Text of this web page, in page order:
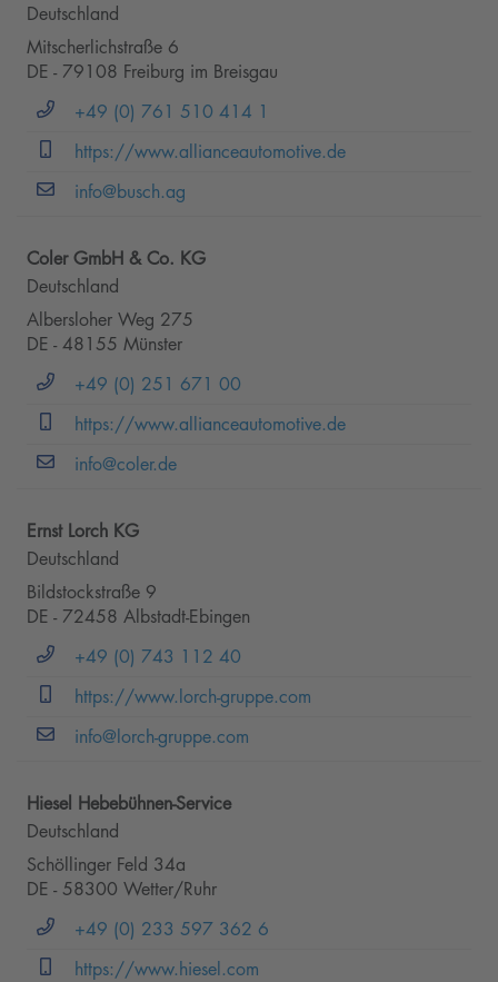
Deutschland
Mitscherlichstraße 6
DE - 79108 Freiburg im Breisgau
+49 (0) 761 510 414 1
https://www.allianceautomotive.de
info@busch.ag
Coler GmbH & Co. KG
Deutschland
Albersloher Weg 275
DE - 48155 Münster
+49 (0) 251 671 00
https://www.allianceautomotive.de
info@coler.de
Ernst Lorch KG
Deutschland
Bildstockstraße 9
DE - 72458 Albstadt-Ebingen
+49 (0) 743 112 40
https://www.lorch-gruppe.com
info@lorch-gruppe.com
Hiesel Hebebühnen-Service
Deutschland
Schöllinger Feld 34a
DE - 58300 Wetter/Ruhr
+49 (0) 233 597 362 6
https://www.hiesel.com